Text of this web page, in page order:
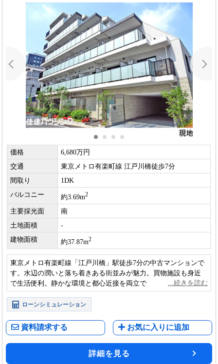
価格
6,680万円
交通
東京メトロ有楽町線 江戸川橋徒歩7分
間取り
1DK
バルコニー
約3.69m2
主要採光面
南
土地面積
-
建物面積
約37.87m2
東京メトロ有楽町線「江戸川橋」駅徒歩7分の中古マンションで
す。水辺の潤いと落ち着きある街並みが魅力。買物施設も身近
で生活便利。静かな環境と都心近接を両立でき、単身から家族
まで住みやすい住環境。
ローンシミュレーション
資料請求する お気に入りに追加
詳細を見る